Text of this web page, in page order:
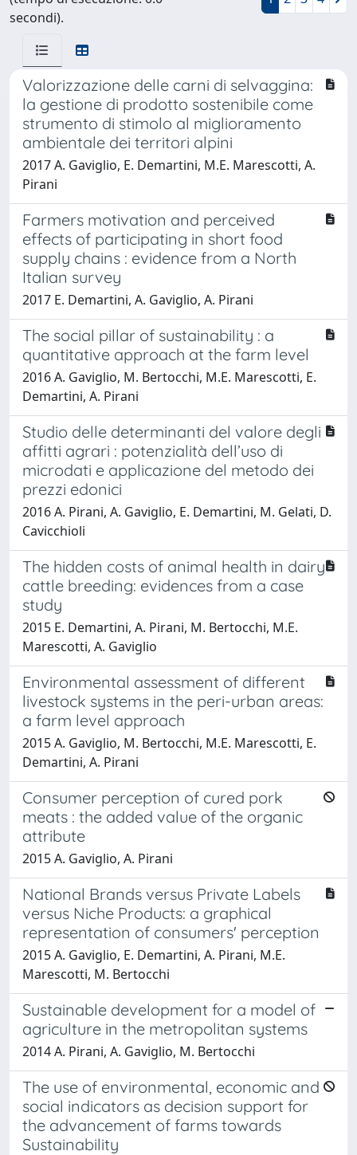
secondi).
Valorizzazione delle carni di selvaggina:
la gestione di prodotto sostenibile come
strumento di stimolo al miglioramento
ambientale dei territori alpini
2017 A. Gaviglio, E. Demartini, M.E. Marescotti, A.
Pirani
Farmers motivation and perceived
effects of participating in short food
supply chains : evidence from a North
Italian survey
2017 E. Demartini, A. Gaviglio, A. Pirani
The social pillar of sustainability : a
quantitative approach at the farm level
2016 A. Gaviglio, M. Bertocchi, M.E. Marescotti, E.
Demartini, A. Pirani
Studio delle determinanti del valore degli
affitti agrari : potenzialità dell’uso di
microdati e applicazione del metodo dei
prezzi edonici
2016 A. Pirani, A. Gaviglio, E. Demartini, M. Gelati, D.
Cavicchioli
The hidden costs of animal health in dairy
cattle breeding: evidences from a case
study
2015 E. Demartini, A. Pirani, M. Bertocchi, M.E.
Marescotti, A. Gaviglio
Environmental assessment of different
livestock systems in the peri-urban areas:
a farm level approach
2015 A. Gaviglio, M. Bertocchi, M.E. Marescotti, E.
Demartini, A. Pirani
Consumer perception of cured pork
meats : the added value of the organic
attribute
2015 A. Gaviglio, A. Pirani
National Brands versus Private Labels
versus Niche Products: a graphical
representation of consumers' perception
2015 A. Gaviglio, E. Demartini, A. Pirani, M.E.
Marescotti, M. Bertocchi
Sustainable development for a model of
agriculture in the metropolitan systems
2014 A. Pirani, A. Gaviglio, M. Bertocchi
The use of environmental, economic and
social indicators as decision support for
the advancement of farms towards
Sustainability